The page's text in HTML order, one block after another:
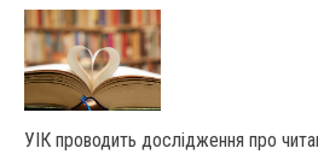
УІК проводить дослідження про